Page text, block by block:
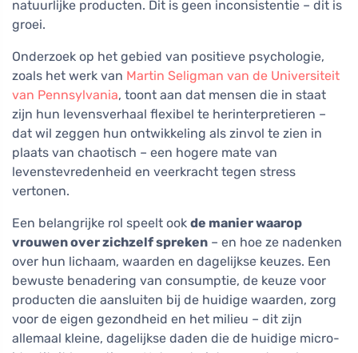
natuurlijke producten. Dit is geen inconsistentie – dit is
groei.
Onderzoek op het gebied van positieve psychologie,
zoals het werk van Martin Seligman van de Universiteit
van Pennsylvania, toont aan dat mensen die in staat
zijn hun levensverhaal flexibel te herinterpretieren –
dat wil zeggen hun ontwikkeling als zinvol te zien in
plaats van chaotisch – een hogere mate van
levenstevredenheid en veerkracht tegen stress
vertonen.
Een belangrijke rol speelt ook de manier waarop
vrouwen over zichzelf spreken – en hoe ze nadenken
over hun lichaam, waarden en dagelijkse keuzes. Een
bewuste benadering van consumptie, de keuze voor
producten die aansluiten bij de huidige waarden, zorg
voor de eigen gezondheid en het milieu – dit zijn
allemaal kleine, dagelijkse daden die de huidige micro-